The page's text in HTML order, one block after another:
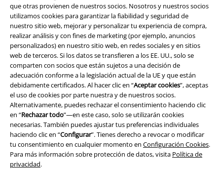
que otras provienen de nuestros socios. Nosotros y nuestros socios
utilizamos cookies para garantizar la fiabilidad y seguridad de
nuestro sitio web, mejorar y personalizar tu experiencia de compra,
realizar análisis y con fines de marketing (por ejemplo, anuncios
personalizados) en nuestro sitio web, en redes sociales y en sitios
web de terceros. Si los datos se transfieren a los EE. UU., solo se
comparten con socios que están sujetos a una decisión de
adecuación conforme a la legislación actual de la UE y que están
debidamente certificados. Al hacer clic en “Aceptar cookies”, aceptas
el uso de cookies por parte nuestra y de nuestros socios.
Alternativamente, puedes rechazar el consentimiento haciendo clic
en “Rechazar todo”—en este caso, solo se utilizarán cookies
necesarias. También puedes ajustar tus preferencias individuales
haciendo clic en “Configurar”. Tienes derecho a revocar o modificar
tu consentimiento en cualquier momento en Configuración Cookies.
Para más información sobre protección de datos, visita Política de
privacidad.
Legal
Términos y Condiciones
Aviso Legal
Ley protección de datos
Eliminación de residuos y protección del medioambiente
Declaración de Conformidad
Información sobre accesibilidad